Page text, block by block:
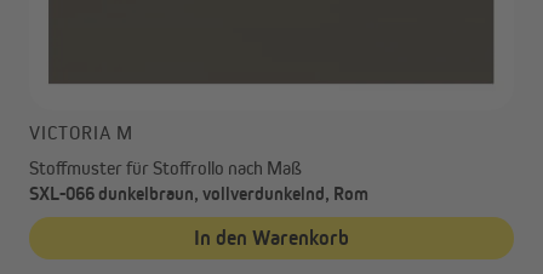
VICTORIA M
Stoffmuster für Stoffrollo nach Maß
SXL-066 dunkelbraun, vollverdunkelnd, Rom
In den Warenkorb